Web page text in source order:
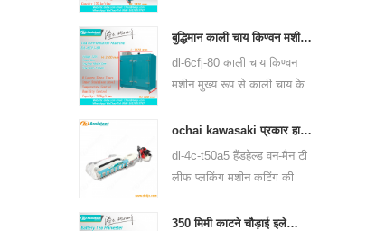
है, सभी प्रकार की चाय को सुखा
सकती है, जैसे कि ग्रीन टी, काली
चाय, ऊलोंग चाय और इतने पर।
बुद्धिमान काली चाय किण्वन मशीन 6cfj-80
dl-6cfj-80 काली चाय किण्वन
मशीन मुख्य रूप से काली चाय के
जाती है, जो काली चाय की किण्वन
को बेहतर बनाती है।
ochai kawasaki प्रकार हाथ में एक-आदमी चाय पत्ती की कटाई मशीन 4c-t50a5
dl-4c-t50a5 हैंडहेल्ड वन-मैन टी
लीफ प्लकिंग मशीन कटिंग की
मिमी है, huasheng 1e34f350 मिमी काटने चौड़ाई इलेक्ट्रिक बैटरी संचालित चाय पत्ती चाय प्लकिंग मशीन 4cd-35